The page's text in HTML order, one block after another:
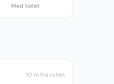
Med toilet
10 m fra ruten